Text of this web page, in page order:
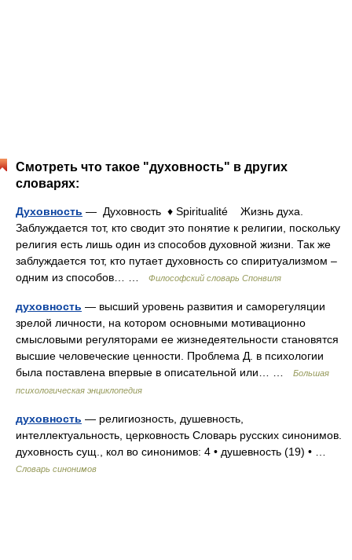
Смотреть что такое "духовность" в других
словарях:
Духовность — Духовность ♦ Spiritualité Жизнь духа.
Заблуждается тот, кто сводит это понятие к религии, поскольку
религия есть лишь один из способов духовной жизни. Так же
заблуждается тот, кто путает духовность со спиритуализмом –
одним из способов… …
Философский словарь Спонвиля
духовность — высший уровень развития и саморегуляции
зрелой личности, на котором основными мотивационно
смысловыми регуляторами ее жизнедеятельности становятся
высшие человеческие ценности. Проблема Д. в психологии
была поставлена впервые в описательной или… …
Большая
психологическая энциклопедия
духовность — религиозность, душевность,
интеллектуальность, церковность Словарь русских синонимов.
духовность сущ., кол во синонимов: 4 • душевность (19) • …
Словарь синонимов